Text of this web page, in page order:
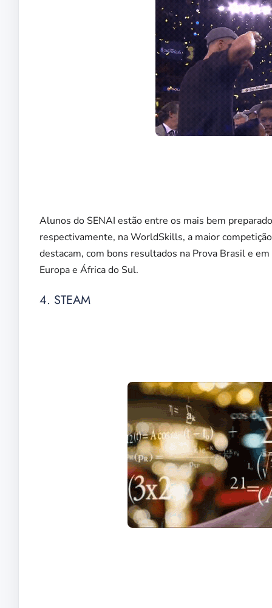
Alunos do SENAI estão entre os mais bem
respectivamente, na WorldSkills, a maior
destacam, com bons resultados na Prova Brasil e
Europa e África do Sul.
4. STEAM